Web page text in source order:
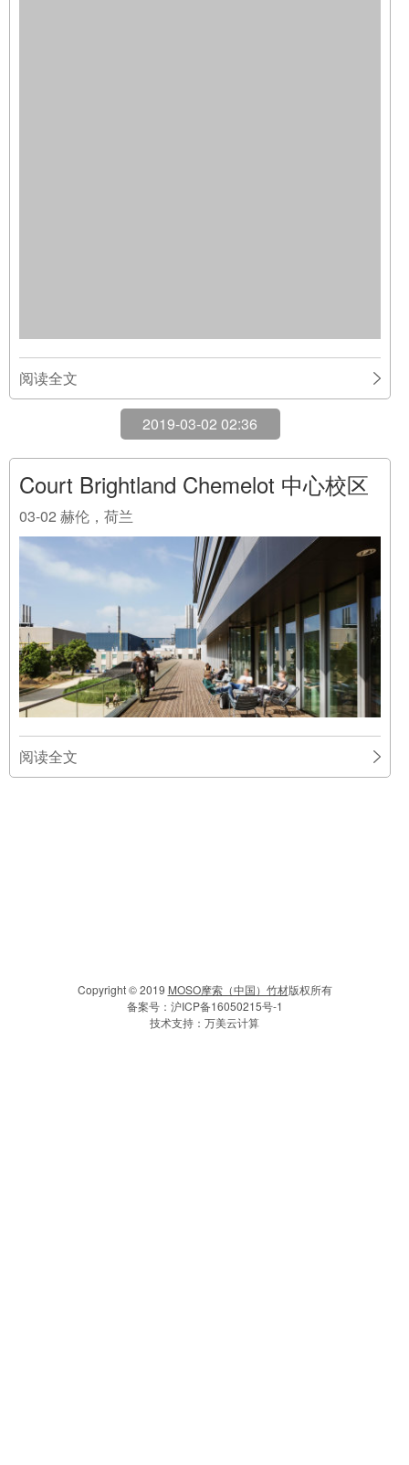
2019-03-02 02:36
Court Brightland Chemelot 中心校区
03-02 赫伦，荷兰
阅读全文